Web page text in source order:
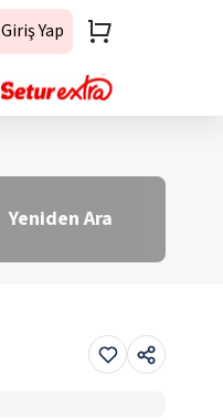
Giriş Yap
Yeniden Ara